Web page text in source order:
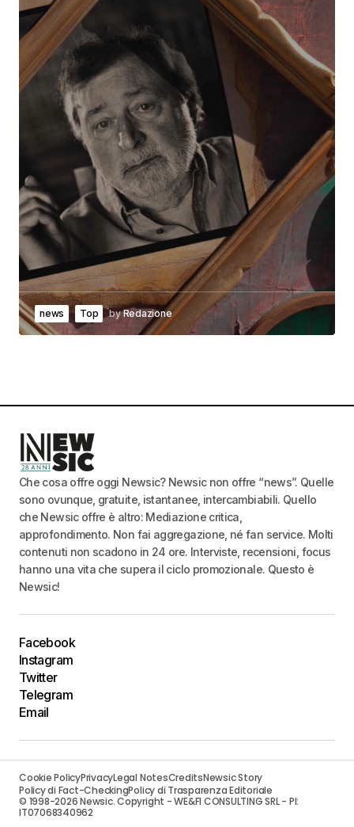
news Top byRedazione
Che cosa offre oggi Newsic? Newsic non offre “news”. Quelle
sono ovunque, gratuite, istantanee, intercambiabili. Quello
che Newsic offre è altro: Mediazione critica,
approfondimento. Non fai aggregazione, né fan service. Molti
contenuti non scadono in 24 ore. Interviste, recensioni, focus
hanno una vita che supera il ciclo promozionale. Questo è
Newsic!
Facebook
Instagram
Twitter
Telegram
Email
Cookie PolicyPrivacyLegal NotesCreditsNewsic Story
Policy di Fact-CheckingPolicy di Trasparenza Editoriale
© 1998-2026 Newsic. Copyright - WE&FI CONSULTING SRL - PI:
IT07068340962